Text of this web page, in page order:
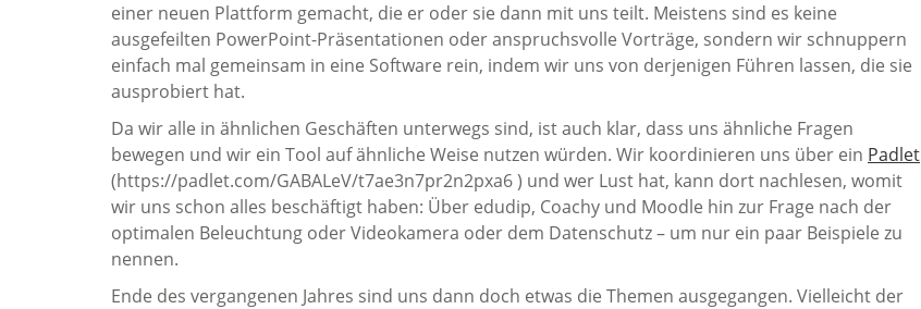
einer neuen Plattform gemacht, die er oder sie dann mit uns teilt. Meistens sind es keine
ausgefeilten PowerPoint-Präsentationen oder anspruchsvolle Vorträge, sondern wir schnuppern
einfach mal gemeinsam in eine Software rein, indem wir uns von derjenigen Führen lassen, die sie
ausprobiert hat.
Da wir alle in ähnlichen Geschäften unterwegs sind, ist auch klar, dass uns ähnliche Fragen
bewegen und wir ein Tool auf ähnliche Weise nutzen würden. Wir koordinieren uns über ein Padlet
(https://padlet.com/GABALeV/t7ae3n7pr2n2pxa6 ) und wer Lust hat, kann dort nachlesen, womit
wir uns schon alles beschäftigt haben: Über edudip, Coachy und Moodle hin zur Frage nach der
optimalen Beleuchtung oder Videokamera oder dem Datenschutz – um nur ein paar Beispiele zu
nennen.
Ende des vergangenen Jahres sind uns dann doch etwas die Themen ausgegangen. Vielleicht der